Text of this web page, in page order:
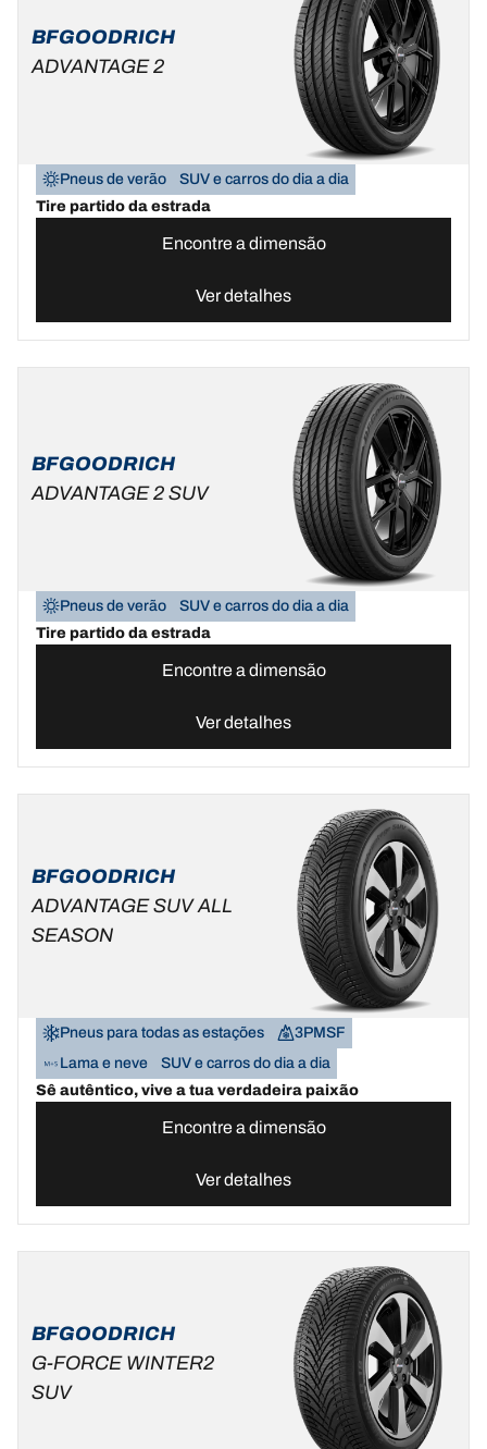
BFGOODRICH
ADVANTAGE 2
Pneus de verão
SUV e carros do dia a dia
Tire partido da estrada
Encontre a dimensão
Ver detalhes
BFGOODRICH
ADVANTAGE 2 SUV
Pneus de verão
SUV e carros do dia a dia
Tire partido da estrada
Encontre a dimensão
Ver detalhes
BFGOODRICH
ADVANTAGE SUV ALL
SEASON
Pneus para todas as estações
3PMSF
Lama e neve
SUV e carros do dia a dia
Sê autêntico, vive a tua verdadeira paixão
Encontre a dimensão
Ver detalhes
BFGOODRICH
G-FORCE WINTER2
SUV